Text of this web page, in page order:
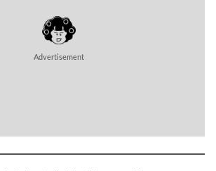
Advertisement